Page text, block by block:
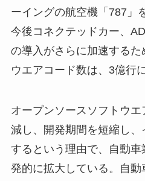
ーイングの航空機「787」
今後コネクテッドカー、
の導入がさらに加速するた
ウエアコード数は、3億行
オープンソースソフトウ
減し、開発期間を短縮し
するという理由で、自動
発的に拡大している。自